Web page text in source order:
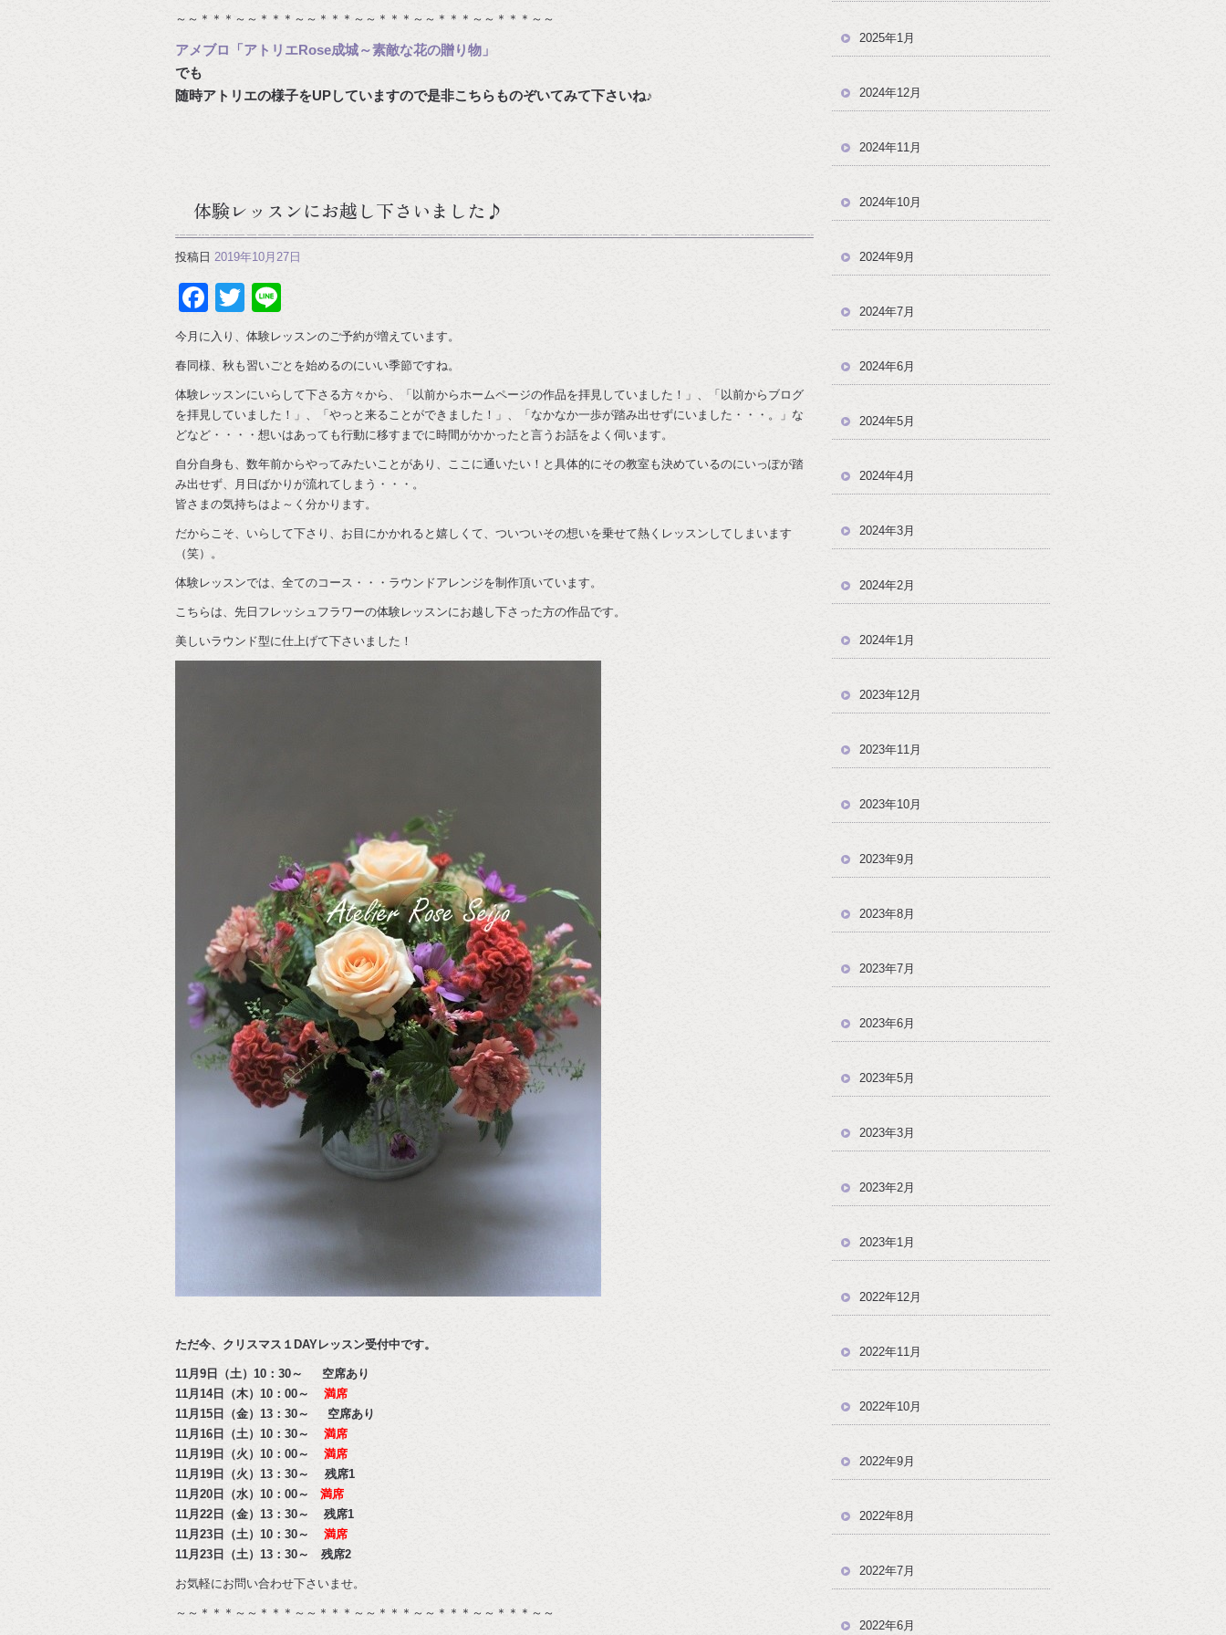
～～＊＊＊～～＊＊＊～～＊＊＊～～＊＊＊～～＊＊＊～～＊＊＊～～
アメブロ「アトリエRose成城～素敵な花の贈り物」
でも
随時アトリエの様子をUPしていますので是非こちらものぞいてみて下さいね♪
体験レッスンにお越し下さいました♪
投稿日 2019年10月27日
Facebook
Twitter
今月に入り、体験レッスンのご予約が増えています。
春同様、秋も習いごとを始めるのにいい季節ですね。
体験レッスンにいらして下さる方々から、「以前からホームページの作品を拝見していました！」、「以前からブログ
を拝見していました！」、「やっと来ることができました！」、「なかなか一歩が踏み出せずにいました・・・。」な
どなど・・・・想いはあっても行動に移すまでに時間がかかったと言うお話をよく伺います。
自分自身も、数年前からやってみたいことがあり、ここに通いたい！と具体的にその教室も決めているのにいっぽが踏
み出せず、月日ばかりが流れてしまう・・・。
皆さまの気持ちはよ～く分かります。
だからこそ、いらして下さり、お目にかかれると嬉しくて、ついついその想いを乗せて熱くレッスンしてしまいます
（笑）。
体験レッスンでは、全てのコース・・・ラウンドアレンジを制作頂いています。
こちらは、先日フレッシュフラワーの体験レッスンにお越し下さった方の作品です。
美しいラウンド型に仕上げて下さいました！
ただ今、クリスマス１DAYレッスン受付中です。
11月9日（土）10：30～ 空席あり
11月14日（木）10：00～ 満席
11月15日（金）13：30～ 空席あり
11月16日（土）10：30～ 満席
11月19日（火）10：00～ 満席
11月19日（火）13：30～ 残席1
11月20日（水）10：00～ 満席
11月22日（金）13：30～ 残席1
11月23日（土）10：30～ 満席
11月23日（土）13：30～ 残席2
お気軽にお問い合わせ下さいませ。
～～＊＊＊～～＊＊＊～～＊＊＊～～＊＊＊～～＊＊＊～～＊＊＊～～
2025年1月
2024年12月
2024年11月
2024年10月
2024年9月
2024年7月
2024年6月
2024年5月
2024年4月
2024年3月
2024年2月
2024年1月
2023年12月
2023年11月
2023年10月
2023年9月
2023年8月
2023年7月
2023年6月
2023年5月
2023年3月
2023年2月
2023年1月
2022年12月
2022年11月
2022年10月
2022年9月
2022年8月
2022年7月
2022年6月